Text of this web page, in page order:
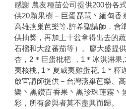
感謝 農友種苗公司提供200份各
供20顆果樹－巨蛋琵琶丶緬甸
高雄燕巢芭樂等.許希聖講師，會
供抽獎，再加上十盆拿得出去的
石榴和大盆蕃茄等）。廖大盛提
杏，2＊巨蛋枇杷 ，1＊冰淇淋
夷核桃, 1＊夏威夷雞蛋花, 1＊釋
啟宜講師提供－台灣燕巢芭樂、
樂丶黑鑽百香果丶黑珍珠蓮霧丶
彩，所有參與者莫不盡興而歸。